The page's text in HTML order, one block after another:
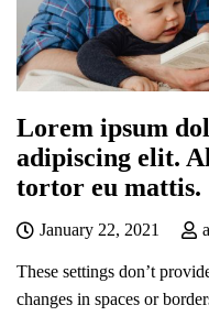
Lorem ipsum
adipiscing elit.
tortor eu mattis.
January 22, 2021
These settings don’t
changes in spaces or